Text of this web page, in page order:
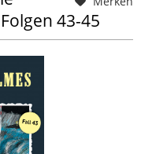
43-45